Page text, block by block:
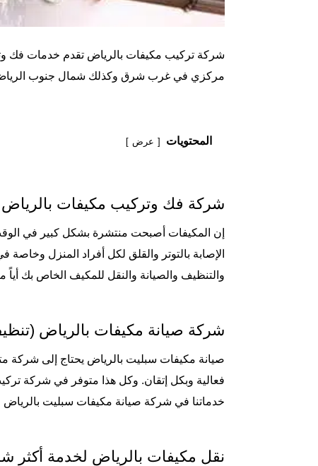
مركزي في غرب شرق وكذلك شمال جنوب الرياض
المحتويات عرض
شركة فك وتركيب مكيفات
إن المكيفات أصبحت منتشرة بشكل كبير في
الإصابة بالتوتر والقلق لكل أفراد المنزل
والتنظيف والصيانة والنقل للمكيف الخاص بك أياً
شركة صيانة مكيفات بالرياض
صيانة مكيفات سبليت بالرياض يحتاج إلى شركة
فعالية وبكل إتقان. وكل هذا متوفر في شركة
خدماتنا في شركة صيانة مكيفات سبليت
نقل مكيفات بالرياض لخدمة أكثر